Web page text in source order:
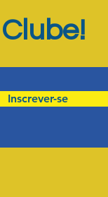
Clube!
Inscrever-se